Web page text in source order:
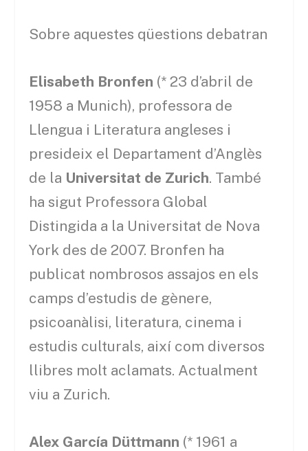
Sobre aquestes qüestions debatran
Elisabeth Bronfen (* 23 d’abril de
1958 a Munich), professora de
Llengua i Literatura angleses i
presideix el Departament d’Anglès
de la Universitat de Zurich. També
ha sigut Professora Global
Distingida a la Universitat de Nova
York des de 2007. Bronfen ha
publicat nombrosos assajos en els
camps d’estudis de gènere,
psicoanàlisi, literatura, cinema i
estudis culturals, així com diversos
llibres molt aclamats. Actualment
viu a Zurich.
Alex García Düttmann (* 1961 a